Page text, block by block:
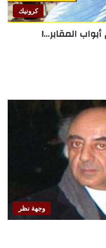
كرونيك
المقابر…!
وجهة نظر